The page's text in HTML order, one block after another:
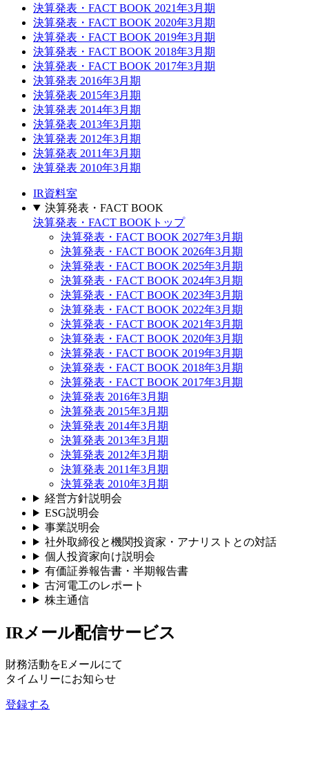
決算発表・FACT BOOK 2021年3月期
決算発表・FACT BOOK 2020年3月期
決算発表・FACT BOOK 2019年3月期
決算発表・FACT BOOK 2018年3月期
決算発表・FACT BOOK 2017年3月期
決算発表 2016年3月期
決算発表 2015年3月期
決算発表 2014年3月期
決算発表 2013年3月期
決算発表 2012年3月期
決算発表 2011年3月期
決算発表 2010年3月期
IR資料室
決算発表・FACT BOOK
決算発表・FACT BOOKトップ
決算発表・FACT BOOK 2027年3月期
決算発表・FACT BOOK 2026年3月期
決算発表・FACT BOOK 2025年3月期
決算発表・FACT BOOK 2024年3月期
決算発表・FACT BOOK 2023年3月期
決算発表・FACT BOOK 2022年3月期
決算発表・FACT BOOK 2021年3月期
決算発表・FACT BOOK 2020年3月期
決算発表・FACT BOOK 2019年3月期
決算発表・FACT BOOK 2018年3月期
決算発表・FACT BOOK 2017年3月期
決算発表 2016年3月期
決算発表 2015年3月期
決算発表 2014年3月期
決算発表 2013年3月期
決算発表 2012年3月期
決算発表 2011年3月期
決算発表 2010年3月期
経営方針説明会
ESG説明会
事業説明会
社外取締役と機関投資家・アナリストとの対話
個人投資家向け説明会
有価証券報告書・半期報告書
古河電工のレポート
株主通信
IRメール配信サービス
財務活動をEメールにて
タイムリーにお知らせ
登録する